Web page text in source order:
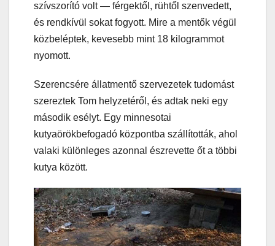
szívszorító volt — férgektől, rühtől szenvedett,
és rendkívül sokat fogyott. Mire a mentők végül
közbeléptek, kevesebb mint 18 kilogrammot
nyomott.
Szerencsére állatmentő szervezetek tudomást
szereztek Tom helyzetéről, és adtak neki egy
második esélyt. Egy minnesotai
kutyaörökbefogadó központba szállították, ahol
valaki különleges azonnal észrevette őt a többi
kutya között.